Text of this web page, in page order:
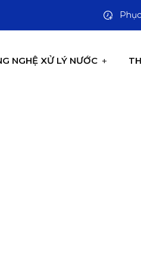
NGHỆ XỬ LÝ NƯỚC